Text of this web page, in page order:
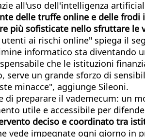
all'uso dell'intelligenza
delle truffe online e delle
più sofisticate nello sfruttare le
ai rischi online" spiega il
informatico sta diventando
che le istituzioni
serve un grande sforzo di
minacce", aggiunge Sileoni.
di preparare il vademecum: un
utile e accessibile per
deciso e coordinato tra
vede impegnate ogni giorno in